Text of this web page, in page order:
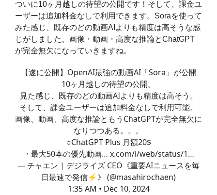
ついに10ヶ月越しの待望の公開です！そして、課金ユ
ーザーは追加料金なしで利用できます。Soraを使って
みた感じ、既存のどの動画AIよりも精度は高そうな感
じがしました。画像・動画・高度な推論とChatGPT
が完全無欠になっていきますね。
【遂に公開】OpenAI最強の動画AI「Sora」が公開
10ヶ月越しの待望の公開。
見た感じ、既存のどの動画AIよりも精度は高そう。
そして、課金ユーザーは追加料金なしで利用可能。
画像、動画、高度な推論ともうChatGPTが完全無欠に
なりつつある。。。
○ChatGPT Plus 月額20$
・最大50本の優先動画… x.com/i/web/status/1…
— チャエン | デジライズ CEO《重要AIニュースを毎
日最速で発信⚡️》 (@masahirochaen)
1:35 AM • Dec 10, 2024